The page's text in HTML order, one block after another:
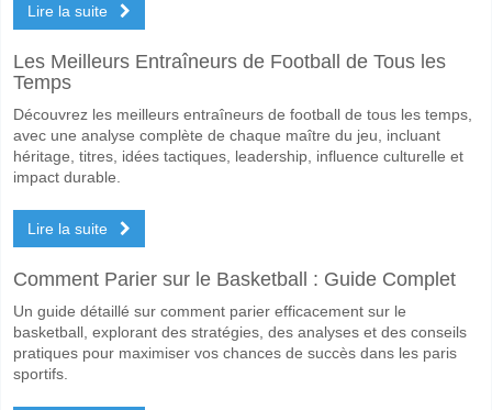
Lire la suite
Les Meilleurs Entraîneurs de Football de Tous les
Temps
Découvrez les meilleurs entraîneurs de football de tous les temps,
avec une analyse complète de chaque maître du jeu, incluant
héritage, titres, idées tactiques, leadership, influence culturelle et
impact durable.
Lire la suite
Comment Parier sur le Basketball : Guide Complet
Un guide détaillé sur comment parier efficacement sur le
basketball, explorant des stratégies, des analyses et des conseils
pratiques pour maximiser vos chances de succès dans les paris
sportifs.